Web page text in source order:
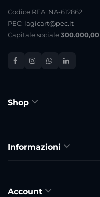
Codice REA: NA-612862
PEC: lagicart@pec.it
Capitale sociale 300.000,00
Shop
Informazioni
Account